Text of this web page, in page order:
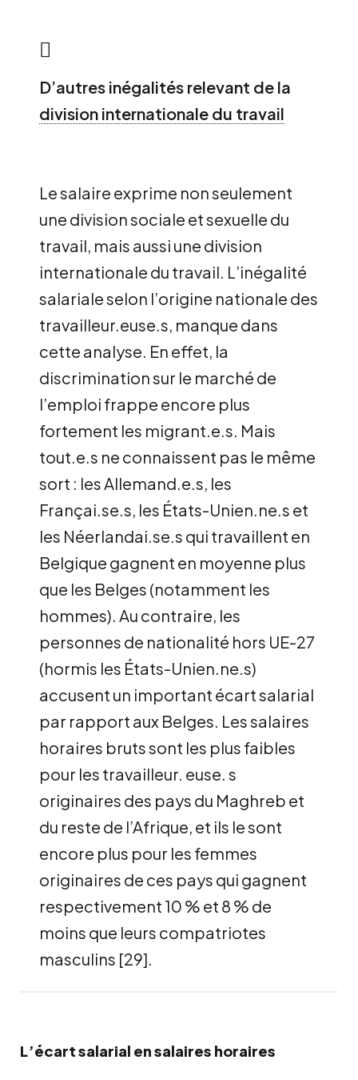
D’autres inégalités relevant de la
division internationale du travail
Le salaire exprime non seulement
une division sociale et sexuelle du
travail, mais aussi une division
internationale du travail. L’inégalité
salariale selon l’origine nationale des
travailleur.euse.s, manque dans
cette analyse. En effet, la
discrimination sur le marché de
l’emploi frappe encore plus
fortement les migrant.e.s. Mais
tout.e.s ne connaissent pas le même
sort : les Allemand.e.s, les
Françai.se.s, les États-Unien.ne.s et
les Néerlandai.se.s qui travaillent en
Belgique gagnent en moyenne plus
que les Belges (notamment les
hommes). Au contraire, les
personnes de nationalité hors UE-27
(hormis les États-Unien.ne.s)
accusent un important écart salarial
par rapport aux Belges. Les salaires
horaires bruts sont les plus faibles
pour les travailleur. euse. s
originaires des pays du Maghreb et
du reste de l’Afrique, et ils le sont
encore plus pour les femmes
originaires de ces pays qui gagnent
respectivement 10 % et 8 % de
moins que leurs compatriotes
masculins [29].
L’écart salarial en salaires horaires